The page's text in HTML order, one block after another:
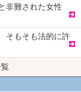
非難された女性
そもそも法的に許